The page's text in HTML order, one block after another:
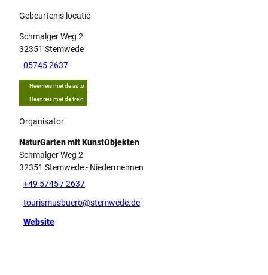
Gebeurtenis locatie
Schmalger Weg 2
32351 Stemwede
05745 2637
Heenreis met de auto
Heenreis met de trein
Organisator
NaturGarten mit KunstObjekten
Schmalger Weg 2
32351 Stemwede- Niedermehnen
+49 5745 / 2637
tourismusbuero@stemwede.de
Website